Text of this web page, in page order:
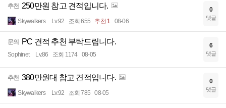
추천 250만원 참고 견적입니다.
Skywalkers Lv.92 조회 655 추천 1 08-06
0
댓글
문의 PC 견적 추천 부탁드립니다.
Sophinet Lv.86 조회 1174 08-05
6
댓글
추천 380만원대 참고 견적입니다.
Skywalkers Lv.92 조회 785 08-05
0
댓글